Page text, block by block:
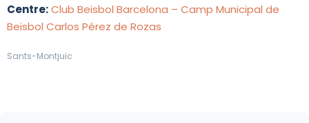
Centre:Club Beisbol Barcelona – Camp Municipal de
Beisbol Carlos Pérez de Rozas
Sants-Montjuïc